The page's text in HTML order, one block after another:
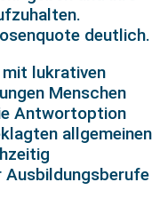
deutlich.
lukrativen
Menschen
Antwortoption
allgemeinen
Ausbildungsberufe